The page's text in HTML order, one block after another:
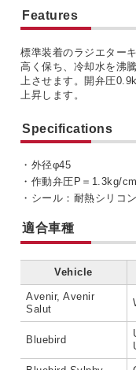
Features
標準装着のラジエター
高く保ち、冷却水を沸
上させます。開弁圧
上昇します。
Specifications
・外径φ45
・作動弁圧P＝1.3kg/cm
・シール：耐熱シリコ
適合車種
Vehicle
Avenir, Avenir
Salut
Bluebird